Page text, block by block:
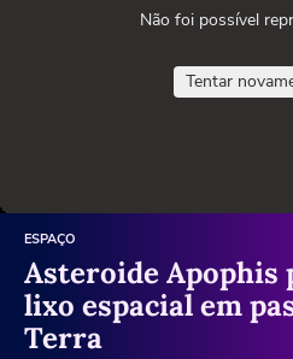
Não foi possível
Tentar
ESPAÇO
Asteroide Apophis
lixo espacial em
Terra